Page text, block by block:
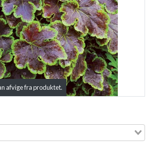
afvige fra produktet.